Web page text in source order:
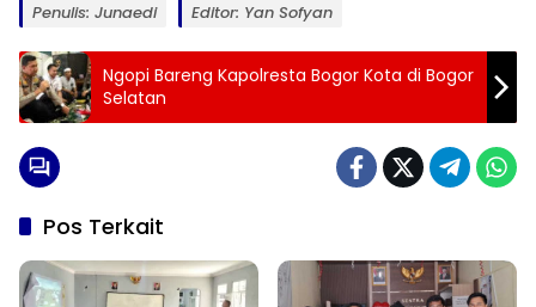
Penulis: Junaedi Editor: Yan Sofyan
Ngopi Bareng Kapolresta Bogor Kota di Bogor
Selatan
Pos Terkait